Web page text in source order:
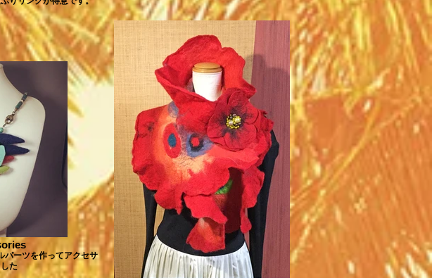
パーツを作ってアクセサ
た